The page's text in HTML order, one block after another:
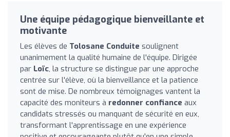
Une équipe pédagogique bienveillante et
motivante
Les élèves de Tolosane Conduite soulignent
unanimement la qualité humaine de l'équipe. Dirigée
par Loïc, la structure se distingue par une approche
centrée sur l'élève, où la bienveillance et la patience
sont de mise. De nombreux témoignages vantent la
capacité des moniteurs à redonner confiance aux
candidats stressés ou manquant de sécurité en eux,
transformant l'apprentissage en une expérience